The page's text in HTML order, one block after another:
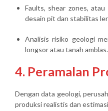
Faults, shear zones,
desain pit dan stabilitas
Analisis risiko geologi
longsor atau tanah amblas.
4. Peramalan
Dengan data geologi,
produksi realistis dan